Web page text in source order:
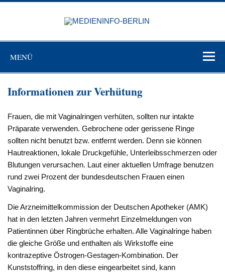
Zum
MENÜ
Informationen zur Verhütung
Frauen, die mit Vaginalringen verhüten, sollten nur intakte
Präparate verwenden. Gebrochene oder gerissene Ringe
sollten nicht benutzt bzw. entfernt werden. Denn sie können
Hautreaktionen, lokale Druckgefühle, Unterleibsschmerzen oder
Blutungen verursachen. Laut einer aktuellen Umfrage benutzen
rund zwei Prozent der bundesdeutschen Frauen einen
Vaginalring.
Die Arzneimittelkommission der Deutschen Apotheker (AMK)
hat in den letzten Jahren vermehrt Einzelmeldungen von
Patientinnen über Ringbrüche erhalten. Alle Vaginalringe haben
die gleiche Größe und enthalten als Wirkstoffe eine
kontrazeptive Östrogen-Gestagen-Kombination. Der
Kunststoffring, in den diese eingearbeitet sind, kann